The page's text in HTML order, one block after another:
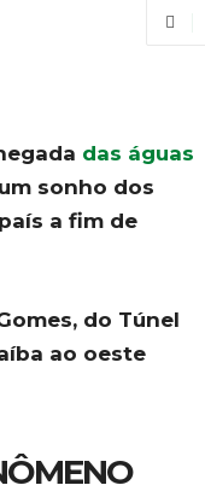
das águas
sonho dos
a fim de
do Túnel
ao oeste